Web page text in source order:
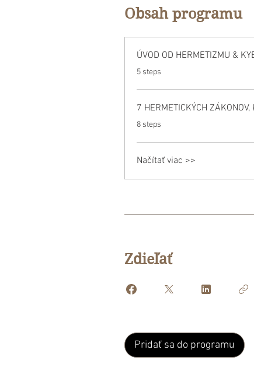
Obsah programu
ÚVOD OD HERMETIZMU &
.5 steps
7 HERMETICKÝCH
.8 steps
Načítať viac >>
Zdieľať
Pridať sa do programu